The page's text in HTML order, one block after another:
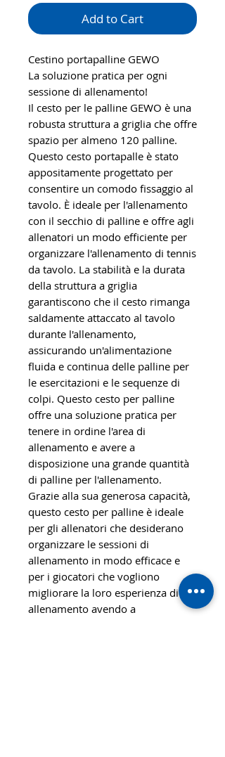
Add to Cart
Cestino portapalline GEWO
La soluzione pratica per ogni
sessione di allenamento!
Il cesto per le palline GEWO è una
robusta struttura a griglia che offre
spazio per almeno 120 palline.
Questo cesto portapalle è stato
appositamente progettato per
consentire un comodo fissaggio al
tavolo. È ideale per l'allenamento
con il secchio di palline e offre agli
allenatori un modo efficiente per
organizzare l'allenamento di tennis
da tavolo. La stabilità e la durata
della struttura a griglia
garantiscono che il cesto rimanga
saldamente attaccato al tavolo
durante l'allenamento,
assicurando un'alimentazione
fluida e continua delle palline per
le esercitazioni e le sequenze di
colpi. Questo cesto per palline
offre una soluzione pratica per
tenere in ordine l'area di
allenamento e avere a
disposizione una grande quantità
di palline per l'allenamento.
Grazie alla sua generosa capacità,
questo cesto per palline è ideale
per gli allenatori che desiderano
organizzare le sessioni di
allenamento in modo efficace e
per i giocatori che vogliono
migliorare la loro esperienza di
allenamento avendo a